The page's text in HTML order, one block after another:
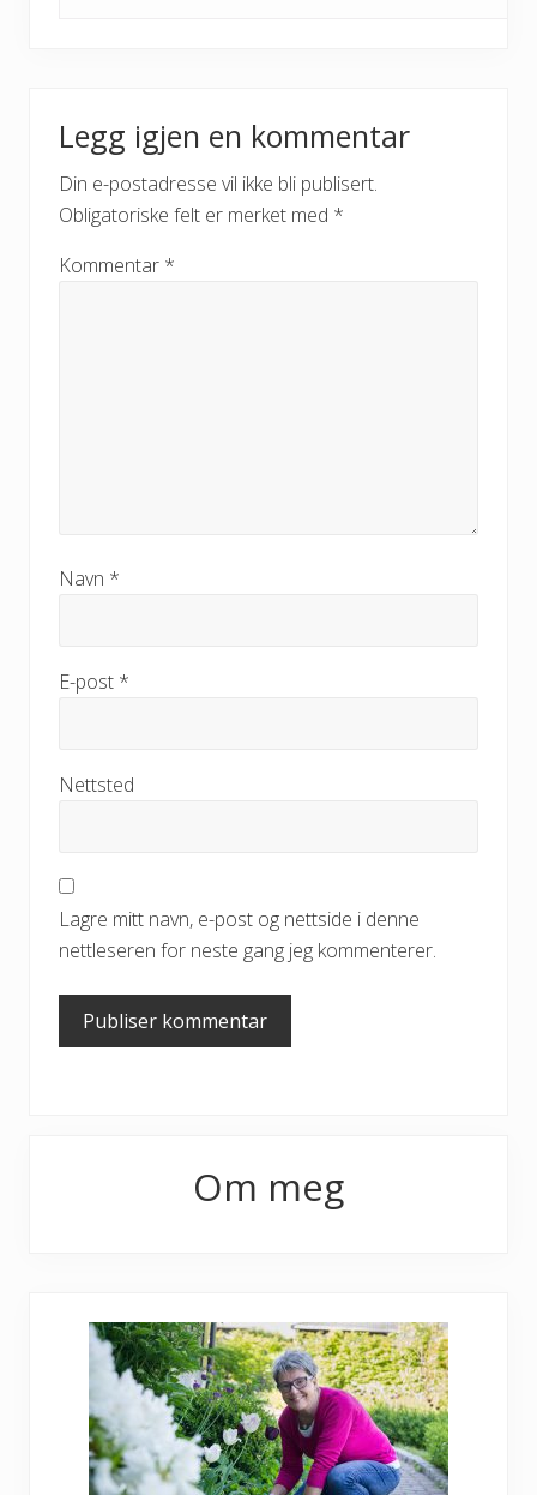
Legg igjen en kommentar
Din e-postadresse vil ikke bli publisert.
Obligatoriske felt er merket med *
Kommentar *
Navn *
E-post *
Nettsted
Lagre mitt navn, e-post og nettside i denne
nettleseren for neste gang jeg kommenterer.
Om meg